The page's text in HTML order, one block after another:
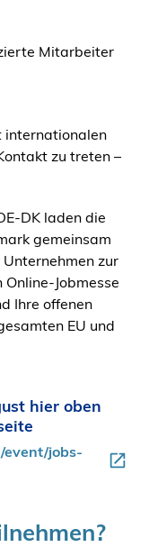
Mitarbeiter
internationalen
zu treten –
DK laden die
gemeinsam
zur
Jobmesse
Ihre offenen
EU und
hier oben
event/jobs-